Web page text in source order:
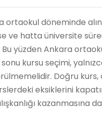
ortaokul döneminde
ve hatta üniversite
yüzden Ankara
kursu seçimi,
Doğru kurs,
eksiklerini
kazanmasına